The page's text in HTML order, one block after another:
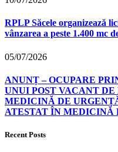
RPLP Săcele organizează
vânzarea a peste 1.400 mc
05/07/2026
ANUNȚ – OCUPARE
UNUI POST VACANT
MEDICINĂ DE
ATESTAT ÎN MEDICINĂ
Recent Posts